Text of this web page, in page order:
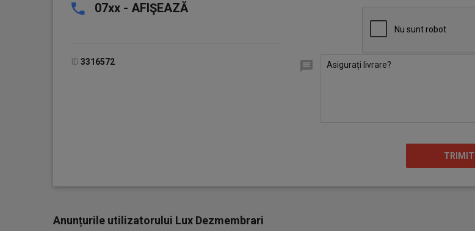
07xx - AFIŞEAZĂ
ID 3316572
Anunțurile utilizatorului Lux Dezmembrari